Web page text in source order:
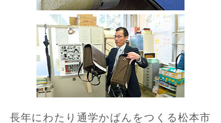
長年にわたり通学かばんをつくる松本市